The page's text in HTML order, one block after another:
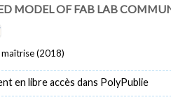
MODEL OF FAB LAB
(2018)
en libre accès dans PolyPublie